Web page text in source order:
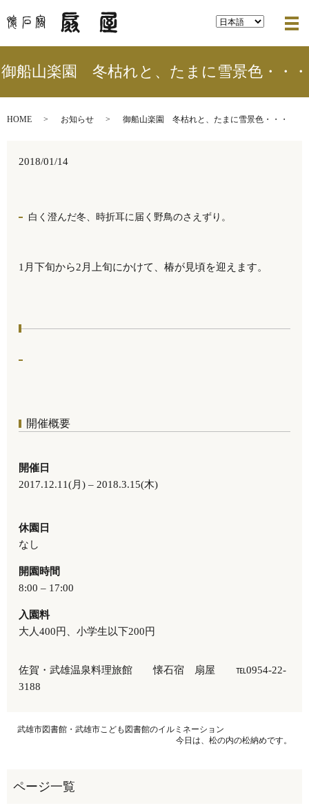
御船山楽園 冬枯れと、たまに雪景色・・・
HOME お知らせ 御船山楽園 冬枯れと、たまに雪景色・・・
2018/01/14
白く澄んだ冬、時折耳に届く野鳥のさえずり。
1月下旬から2月上旬にかけて、椿が見頃を迎えます。
開催概要
開催日
2017.12.11(月) – 2018.3.15(木)
休園日
なし
開園時間
8:00 – 17:00
入園料
大人400円、小学生以下200円
佐賀・武雄温泉料理旅館 懐石宿 扇屋 ℡0954-22-
3188
武雄市図書館・武雄市こども図書館のイルミネーション
今日は、松の内の松納めです。